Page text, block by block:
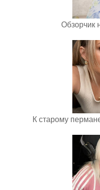
Обзорчик
К старому